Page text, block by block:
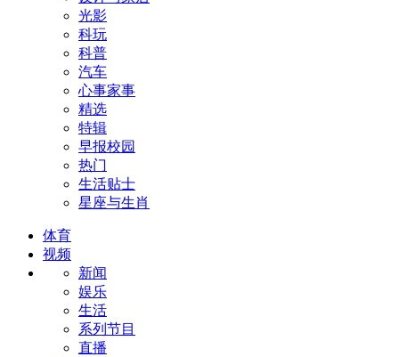
光影
科玩
科普
汽车
心事家事
精选
特辑
早报校园
热门
生活贴士
星座与生肖
体育
视频
新闻
娱乐
生活
系列节目
直播